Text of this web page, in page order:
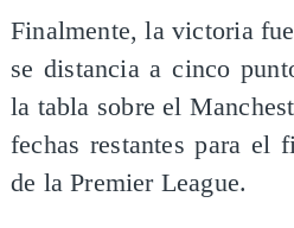
Finalmente, la victoria
se distancia a cinco
la tabla sobre el
fechas restantes para el
de la Premier League.